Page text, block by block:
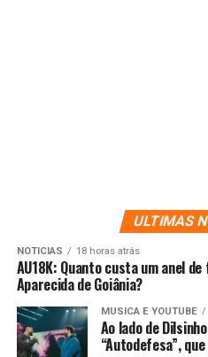
ULTIMAS
NOTICIAS 18 horas atrás
AU18K: Quanto custa um anel
Aparecida de Goiânia?
MUSICA E YOUTUBE
Ao lado de
“Autodefesa”,